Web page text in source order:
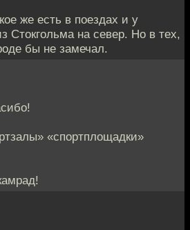
же есть в поездах и у
Стокгольма на север. Но в тех,
бы не замечал.
«спортплощадки»